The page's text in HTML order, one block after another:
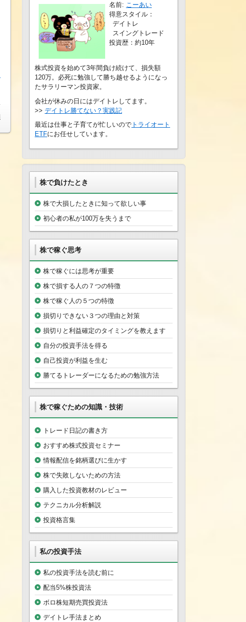
名前: こーあい
得意スタイル：
デイトレ
スイングトレード
投資歴：約10年
株式投資を始めて3年間負け続けて、損失額
120万。必死に勉強して勝ち越せるようになっ
たサラリーマン投資家。
会社が休みの日にはデイトレしてます。
>> デイトレ勝てない？実践記
最近は仕事と子育てが忙しいので トライオート
ETFにお任せしています。
株で負けたとき
株で大損したときに知って欲しい事
初心者の私が100万を失うまで
株で稼ぐ思考
株で稼ぐには思考が重要
株で損する人の７つの特徴
株で稼ぐ人の５つの特徴
損切りできない３つの理由と対策
損切りと利益確定のタイミングを教えます
自分の投資手法を得る
自己投資が利益を生む
勝てるトレーダーになるための勉強方法
株で稼ぐための知識・技術
トレード日記の書き方
おすすめ株式投資セミナー
情報配信を銘柄選びに生かす
株で失敗しないための方法
購入した投資教材のレビュー
テクニカル分析解説
投資格言集
私の投資手法
私の投資手法を読む前に
配当5%株投資法
ボロ株短期売買投資法
デイトレ手法まとめ